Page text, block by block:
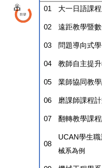
01 大一日語課
02 遠距教學暨
03 問題導向式
04 教師自主提
05 業師協同教
06 磨課師課程
07 翻轉教學課
08
UCAN學生
械系為例